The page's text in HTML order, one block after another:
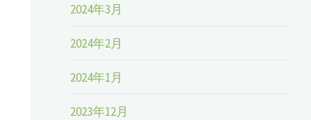
2024年3月
2024年2月
2024年1月
2023年12月